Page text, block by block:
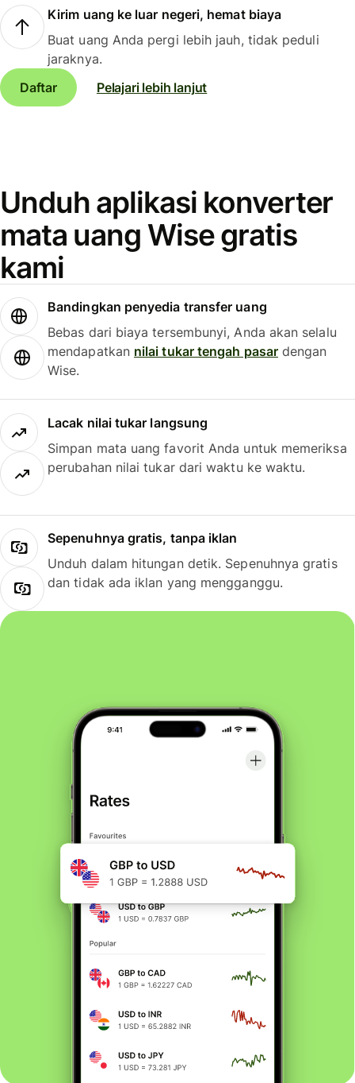
Kirim uang ke luar negeri, hemat biaya
Buat uang Anda pergi lebih jauh, tidak peduli
jaraknya.
Daftar
Pelajari lebih lanjut
Unduh aplikasi konverter
mata uang Wise gratis
kami
Bandingkan penyedia transfer uang
Bebas dari biaya tersembunyi, Anda akan selalu
mendapatkan nilai tukar tengah pasardengan
Wise.
Lacak nilai tukar langsung
Simpan mata uang favorit Anda untuk memeriksa
perubahan nilai tukar dari waktu ke waktu.
Sepenuhnya gratis, tanpa iklan
Unduh dalam hitungan detik. Sepenuhnya gratis
dan tidak ada iklan yang mengganggu.